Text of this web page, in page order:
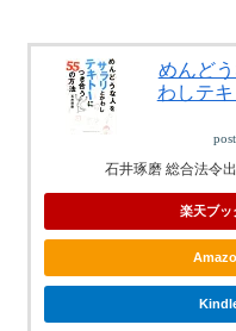
めんど
わしテ
石井琢磨 総合法令
楽天ブッ